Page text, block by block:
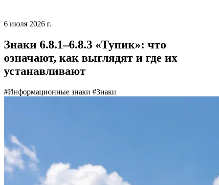
6 июля 2026 г.
Знаки 6.8.1–6.8.3 «Тупик»: что
означают, как выглядят и где их
устанавливают
#Информационные знаки #Знаки